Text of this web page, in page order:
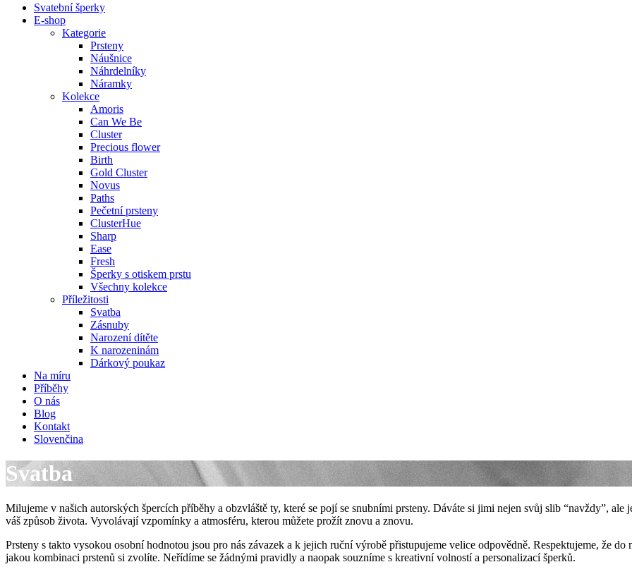
Svatební šperky
E-shop
Kategorie
Prsteny
Náušnice
Náhrdelníky
Náramky
Kolekce
Amoris
Can We Be
Cluster
Precious flower
Birth
Gold Cluster
Novus
Paths
Pečetní prsteny
ClusterHue
Sharp
Ease
Fresh
Šperky s otiskem prstu
Všechny kolekce
Příležitosti
Svatba
Zásnuby
Narození dítěte
K narozeninám
Dárkový poukaz
Na míru
Příběhy
O nás
Blog
Kontakt
Slovenčina
Svatba
Milujeme v našich autorských špercích příběhy a obzvláště ty, které se pojí se snubními prsteny. Dáváte si jimi nejen svůj slib “navždy”,
váš způsob života. Vyvolávají vzpomínky a atmosféru, kterou můžete prožít znovu a znovu.
Prsteny s takto vysokou osobní hodnotou jsou pro nás závazek a k jejich ruční výrobě přistupujeme velice odpovědně. Respektujeme, že do
jakou kombinaci prstenů si zvolíte. Neřídíme se žádnými pravidly a naopak souzníme s kreativní volností a personalizací šperků.